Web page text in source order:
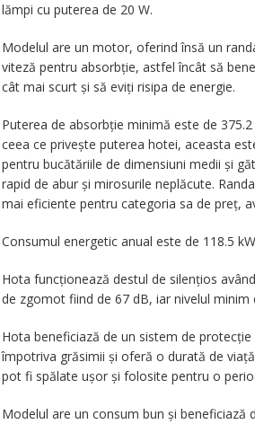
lămpi cu puterea de 20 W.
Modelul are un motor, oferind însă un
viteză pentru absorbție, astfel încât să
cât mai scurt și să eviți risipa de energie.
Puterea de absorbție minimă este de
ceea ce privește puterea hotei, aceasta
pentru bucătăriile de dimensiuni medii și
rapid de abur și mirosurile neplăcute.
mai eficiente pentru categoria sa de preț,
Consumul energetic anual este de 118.5
Hota funcționează destul de silențios
de zgomot fiind de 67 dB, iar nivelul minim
Hota beneficiază de un sistem de
împotriva grăsimii și oferă o durată de
pot fi spălate ușor și folosite pentru o
Modelul are un consum bun și beneficiază